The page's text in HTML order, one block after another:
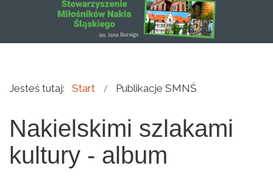
Jesteś tutaj: Start Publikacje SMNŚ
Nakielskimi szlakami
kultury - album